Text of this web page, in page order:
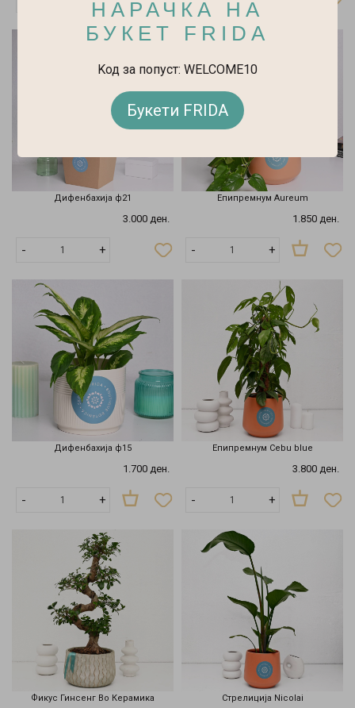
Дифенбахија ф21
3.000 ден.
- + Распродадено
Епипремнум Aureum
1.850 ден.
- +
Дифенбахија ф15
1.700 ден.
- +
Епипремнум Cebu blue
3.800 ден.
- +
Фикус Гинсенг Во Керамика Стрелиција Nicolai
НАРАЧКА НА
БУКЕТ FRIDA
Kод за попуст: WELCOME10
Букети FRIDA